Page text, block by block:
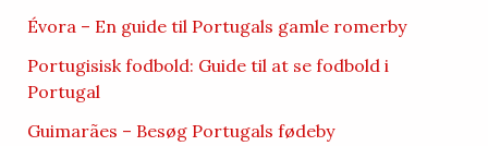
Évora – En guide til Portugals gamle romerby
Portugisisk fodbold: Guide til at se fodbold i
Portugal
Guimarães – Besøg Portugals fødeby